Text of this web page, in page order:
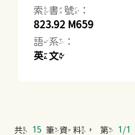
索書號：
823.92 M659
語系：
英文
共 15 筆資料，第 1/1